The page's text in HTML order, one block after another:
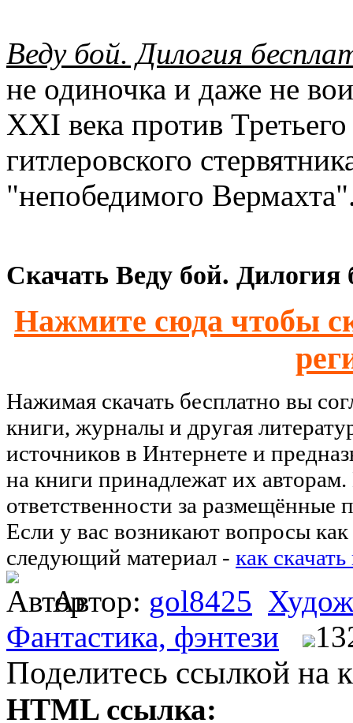
Веду бой. Дилогия
не одиночка и даже не
XXI века против
гитлеровского
"непобедимого
Скачать Веду бой. Дилогия
Нажмите сюда чтобы
Нажимая скачать бесплатно вы
книги, журналы и другая
источников в Интернете и
на книги принадлежат их
ответственности за размещённые
Если у вас возникают вопросы как
следующий материал - как
Автор: gol8425
Фантастика, фэнтези
Поделитесь ссылкой на
HTML ссылка: